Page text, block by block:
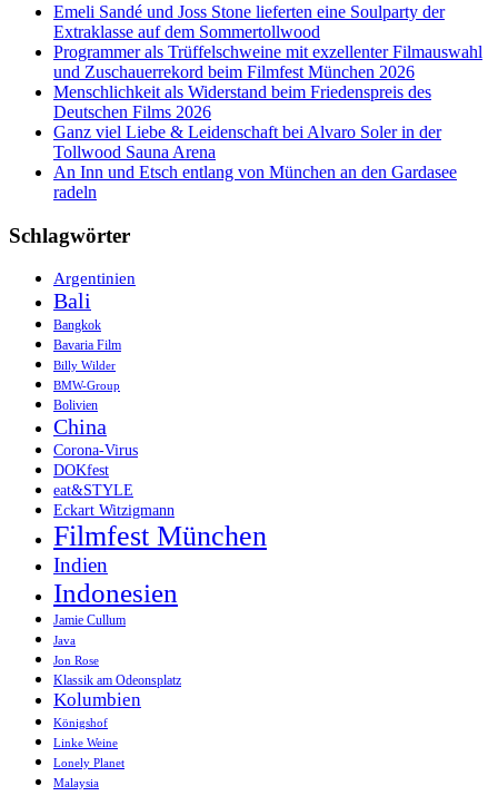
Camiguin
Emeli Sandé und Joss Stone lieferten eine Soulparty der
Extraklasse auf dem Sommertollwood
Programmer als Trüffelschweine mit exzellenter Filmauswahl
und Zuschauerrekord beim Filmfest München 2026
Menschlichkeit als Widerstand beim Friedenspreis des
Deutschen Films 2026
Ganz viel Liebe & Leidenschaft bei Alvaro Soler in der
Tollwood Sauna Arena
An Inn und Etsch entlang von München an den Gardasee
radeln
Schlagwörter
Argentinien
Bali
Bangkok
Bavaria Film
Billy Wilder
BMW-Group
Bolivien
China
Corona-Virus
DOKfest
eat&STYLE
Eckart Witzigmann
Filmfest München
Indien
Indonesien
Jamie Cullum
Java
Jon Rose
Klassik am Odeonsplatz
Kolumbien
Königshof
Linke Weine
Lonely Planet
Malaysia